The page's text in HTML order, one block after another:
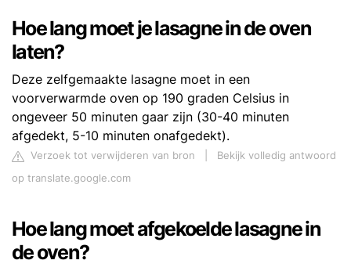
Hoe lang moet je lasagne in de oven
laten?
Deze zelfgemaakte lasagne moet in een
voorverwarmde oven op 190 graden Celsius in
ongeveer 50 minuten gaar zijn (30-40 minuten
afgedekt, 5-10 minuten onafgedekt).
Verzoek tot verwijderen van bron
Bekijk volledig antwoord
op translate.google.com
Hoe lang moet afgekoelde lasagne in
de oven?